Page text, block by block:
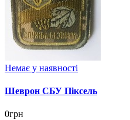
Немає у наявності
Шеврон СБУ Піксель
0грн